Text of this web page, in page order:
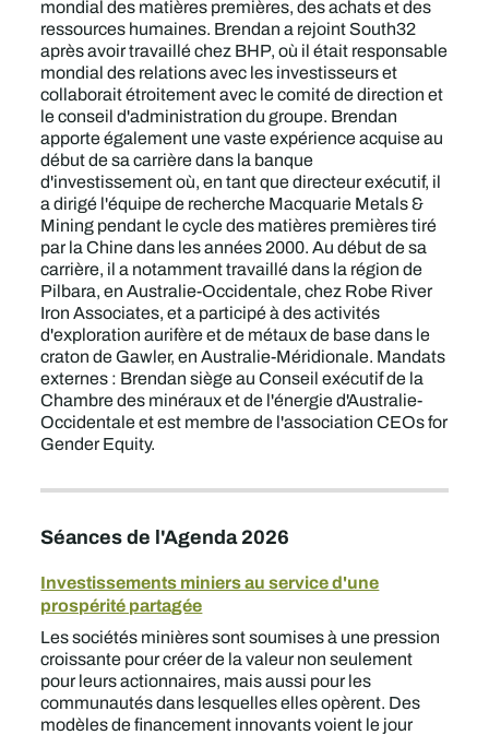
mondial des matières premières, des achats et des
ressources humaines. Brendan a rejoint South32
après avoir travaillé chez BHP, où il était responsable
mondial des relations avec les investisseurs et
collaborait étroitement avec le comité de direction et
le conseil d'administration du groupe. Brendan
apporte également une vaste expérience acquise au
début de sa carrière dans la banque
d'investissement où, en tant que directeur exécutif, il
a dirigé l'équipe de recherche Macquarie Metals &
Mining pendant le cycle des matières premières tiré
par la Chine dans les années 2000. Au début de sa
carrière, il a notamment travaillé dans la région de
Pilbara, en Australie-Occidentale, chez Robe River
Iron Associates, et a participé à des activités
d'exploration aurifère et de métaux de base dans le
craton de Gawler, en Australie-Méridionale. Mandats
externes : Brendan siège au Conseil exécutif de la
Chambre des minéraux et de l'énergie d'Australie-
Occidentale et est membre de l'association CEOs for
Gender Equity.
Séances de l'Agenda 2026
Investissements miniers au service d'une
prospérité partagée
Les sociétés minières sont soumises à une pression
croissante pour créer de la valeur non seulement
pour leurs actionnaires, mais aussi pour les
communautés dans lesquelles elles opèrent. Des
modèles de financement innovants voient le jour